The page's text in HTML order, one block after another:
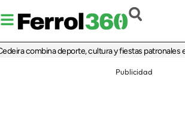
combina deporte, cultura y fiestas patronales en la
Publicidad